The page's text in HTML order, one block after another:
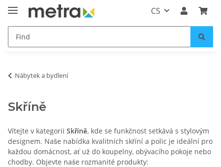
CS
Nábytek a bydlení
Skříně
Vítejte v kategorii Skříně, kde se funkčnost setkává s stylovým
designem. Naše nabídka kvalitních skříní a polic je ideální pro
každou domácnost, ať už do koupelny, obývacího pokoje nebo
chodby. Objevte naše rozmanité produkty: